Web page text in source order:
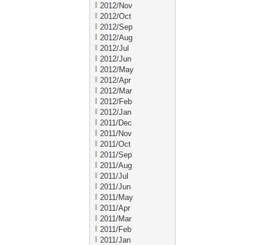
2012/Nov
2012/Oct
2012/Sep
2012/Aug
2012/Jul
2012/Jun
2012/May
2012/Apr
2012/Mar
2012/Feb
2012/Jan
2011/Dec
2011/Nov
2011/Oct
2011/Sep
2011/Aug
2011/Jul
2011/Jun
2011/May
2011/Apr
2011/Mar
2011/Feb
2011/Jan